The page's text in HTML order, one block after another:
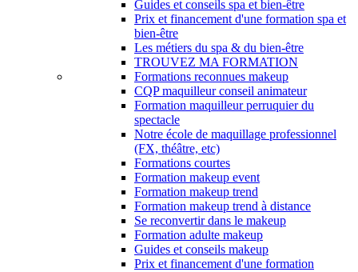
Guides et conseils spa et bien-être
Prix et financement d'une formation spa et
bien-être
Les métiers du spa & du bien-être
TROUVEZ MA FORMATION
Formations reconnues makeup
CQP maquilleur conseil animateur
Formation maquilleur perruquier du
spectacle
Notre école de maquillage professionnel
(FX, théâtre, etc)
Formations courtes
Formation makeup event
Formation makeup trend
Formation makeup trend à distance
Se reconvertir dans le makeup
Formation adulte makeup
Guides et conseils makeup
Prix et financement d'une formation